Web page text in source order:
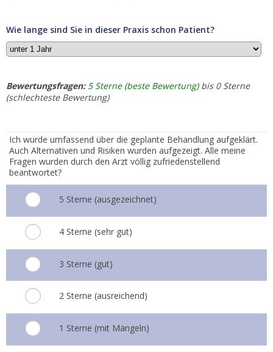
Wie lange sind Sie in dieser Praxis schon Patient?
Bewertungsfragen: 5 Sterne (beste Bewertung)bis 0 Sterne
(schlechteste Bewertung)
Ich wurde umfassend über die geplante Behandlung aufgeklärt.
Auch Alternativen und Risiken wurden aufgezeigt. Alle meine
Fragen wurden durch den Arzt völlig zufriedenstellend
beantwortet?
5 Sterne (ausgezeichnet)
4 Sterne (sehr gut)
3 Sterne (gut)
2 Sterne (ausreichend)
1 Sterne (mit Mängeln)